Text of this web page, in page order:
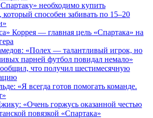
необходимо купить
способен забивать по 15–20
Коррея — главная цель «Спартака» на
«Полех — талантливый игрок, но
парней футбол повидал немало»
что получил шестимесячную
«Я всегда готов помогать команде.
«Очень горжусь оказанной честью
повязкой «Спартака»